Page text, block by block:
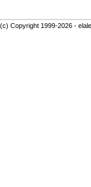
(c) Copyright 1999-2026 -